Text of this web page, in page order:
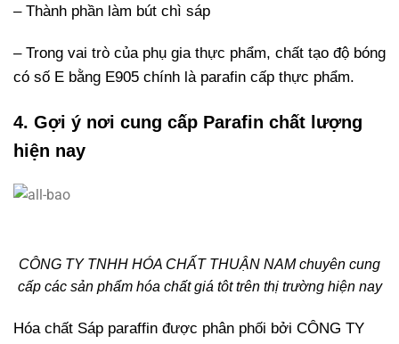
– Thành phần làm bút chì sáp
– Trong vai trò của phụ gia thực phẩm, chất tạo độ bóng
có số E bằng E905 chính là parafin cấp thực phẩm.
4. Gợi ý nơi cung cấp Parafin chất lượng
hiện nay
CÔNG TY TNHH HÓA CHẤT THUẬN NAM chuyên cung
cấp các sản phẩm hóa chất giá tôt trên thị trường hiện nay
Hóa chất Sáp paraffin được phân phối bởi CÔNG TY